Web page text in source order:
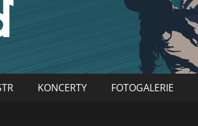
KONCERTY FOTOGALERIE